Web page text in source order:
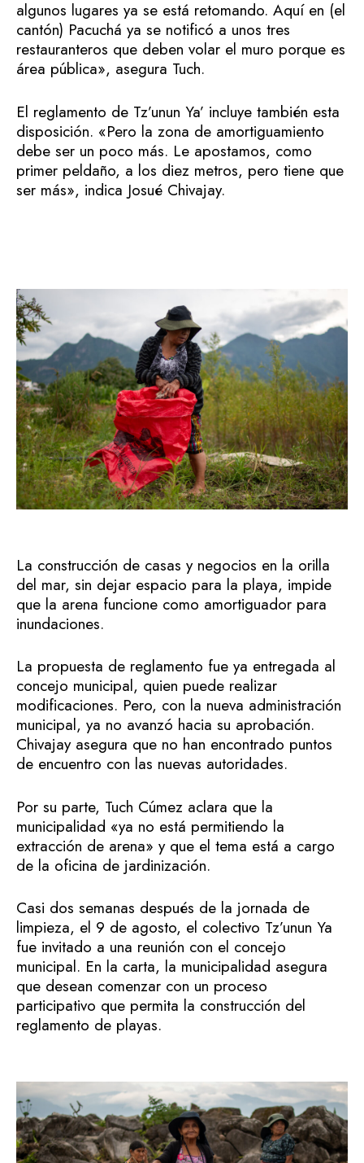
algunos lugares ya se está retomando. Aquí en (el
cantón) Pacuchá ya se notificó a unos tres
restauranteros que deben volar el muro porque es
área pública», asegura Tuch.
El reglamento de Tz’unun Ya’ incluye también esta
disposición. «Pero la zona de amortiguamiento
debe ser un poco más. Le apostamos, como
primer peldaño, a los diez metros, pero tiene que
ser más», indica Josué Chivajay.
La construcción de casas y negocios en la orilla
del mar, sin dejar espacio para la playa, impide
que la arena funcione como amortiguador para
inundaciones.
La propuesta de reglamento fue ya entregada al
concejo municipal, quien puede realizar
modificaciones. Pero, con la nueva administración
municipal, ya no avanzó hacia su aprobación.
Chivajay asegura que no han encontrado puntos
de encuentro con las nuevas autoridades.
Por su parte, Tuch Cúmez aclara que la
municipalidad «ya no está permitiendo la
extracción de arena» y que el tema está a cargo
de la oficina de jardinización.
Casi dos semanas después de la jornada de
limpieza, el 9 de agosto, el colectivo Tz’unun Ya
fue invitado a una reunión con el concejo
municipal. En la carta, la municipalidad asegura
que desean comenzar con un proceso
participativo que permita la construcción del
reglamento de playas.